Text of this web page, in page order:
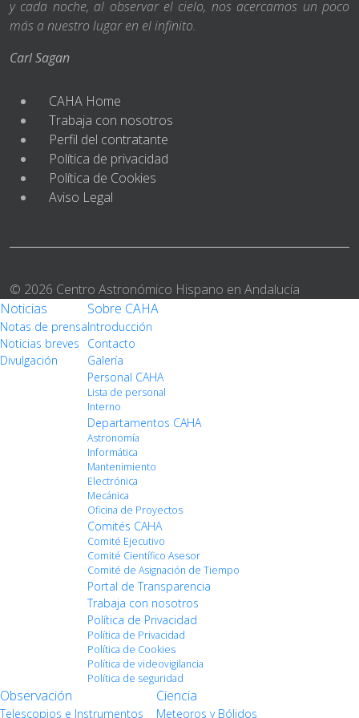
y cada noche, al observar el cielo, nos acercamos un poco
más a nuestro lugar en el infinito.
Carl Sagan
CAHA Home
Trabaja con nosotros
Perfil del contratante
Política de privacidad
Política de Cookies
Aviso Legal
© 2026 Centro Astronómico Hispano en Andalucía
Noticias
Notas de prensa
Noticias breves
Divulgación
Sobre CAHA
Introducción
Contacto
Galería
Personal CAHA
Lista de personal
Interno
Departamentos CAHA
Astronomía
Informática
Mantenimiento
Electrónica
Mecánica
Oficina de Proyectos
Comités CAHA
Comité Ejecutivo
Comité Científico Asesor
Comité de Asignación de Tiempo
Portal de Transparencia
Trabaja con nosotros
Política de Privacidad
Política de Privacidad
Política de Cookies
Política de videovigilancia
Política de seguridad
Observación
Telescopios e Instrumentos
Ciencia
Meteoros y Bólidos